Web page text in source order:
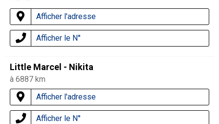
Afficher l'adresse
Afficher le N°
Little Marcel - Nikita
à 6887 km
Afficher l'adresse
Afficher le N°